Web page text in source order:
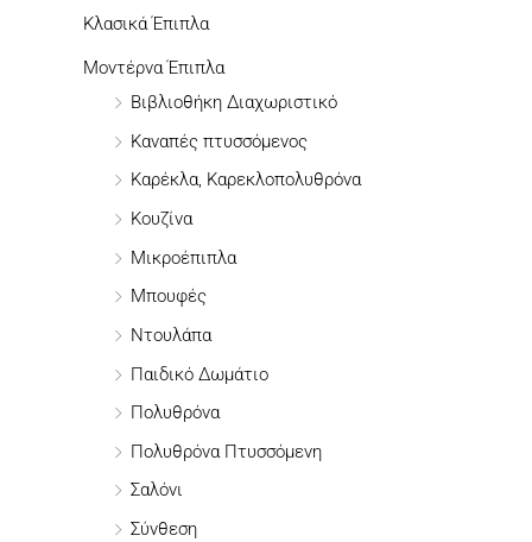
τ
Κλασικά Έπιπλα
Μοντέρνα Έπιπλα
Βιβλιοθήκη Διαχωριστικό
Καναπές πτυσσόμενος
Καρέκλα, Καρεκλοπολυθρόνα
Κουζίνα
Μικροέπιπλα
Μπουφές
Ντουλάπα
Παιδικό Δωμάτιο
Πολυθρόνα
Πολυθρόνα Πτυσσόμενη
Σαλόνι
Σύνθεση